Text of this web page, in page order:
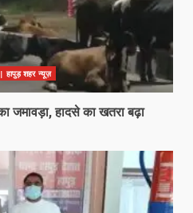
शहर न्यूज़
जमावड़ा, हादसे का खतरा बढ़ा